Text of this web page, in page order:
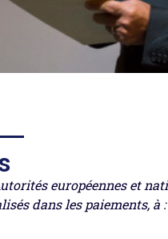
européennes et
dans les paiements, à :